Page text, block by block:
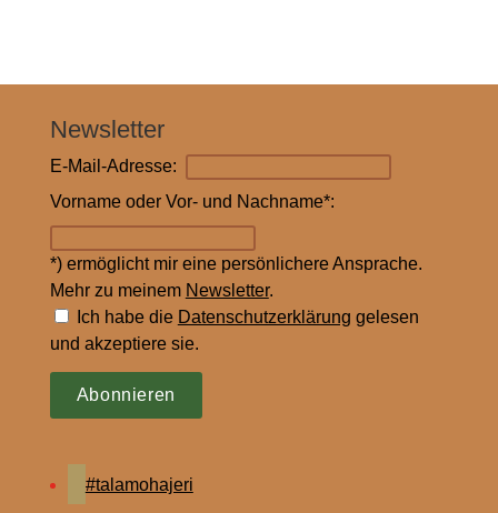
Newsletter
E-Mail-Adresse:
Vorname oder Vor- und Nachname*:
*)ermöglicht mir eine persönlichere Ansprache.
Mehr zu meinem Newsletter.
Ich habe die Daten­schutz­erklärung gelesen
und akzeptiere sie.
#talamohajeri